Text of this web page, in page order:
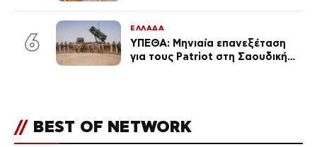
καθεμία…» (Βίντεο)
6
ΕΛΛΑΔΑ
ΥΠΕΘΑ: Μηνιαία επανεξέταση
για τους Patriot στη Σαουδική
// BEST OF NETWORK